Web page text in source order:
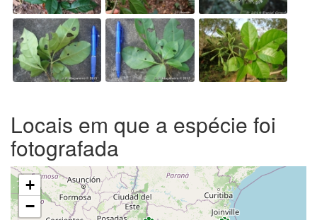
Locais em que a espécie foi
fotografada
+
−